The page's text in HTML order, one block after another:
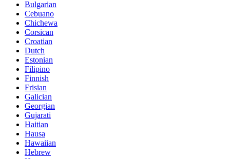
Bulgarian
Cebuano
Chichewa
Corsican
Croatian
Dutch
Estonian
Filipino
Finnish
Frisian
Galician
Georgian
Gujarati
Haitian
Hausa
Hawaiian
Hebrew